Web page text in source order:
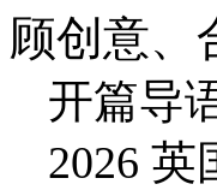
顾创意、
开篇导
2026